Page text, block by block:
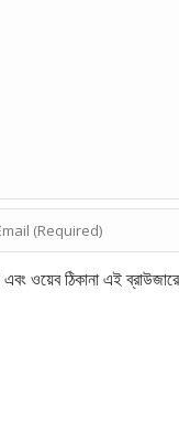
ওয়েব ঠিকানা এই